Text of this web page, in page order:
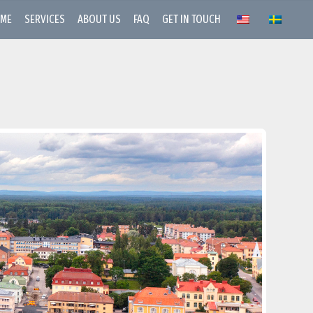
SERVICES ABOUT US FAQ GET IN TOUCH